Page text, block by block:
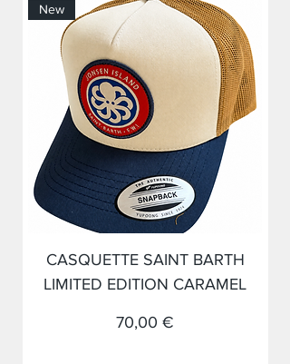
New
CASQUETTE SAINT BARTH
LIMITED EDITION CARAMEL
Prix
70,00 €